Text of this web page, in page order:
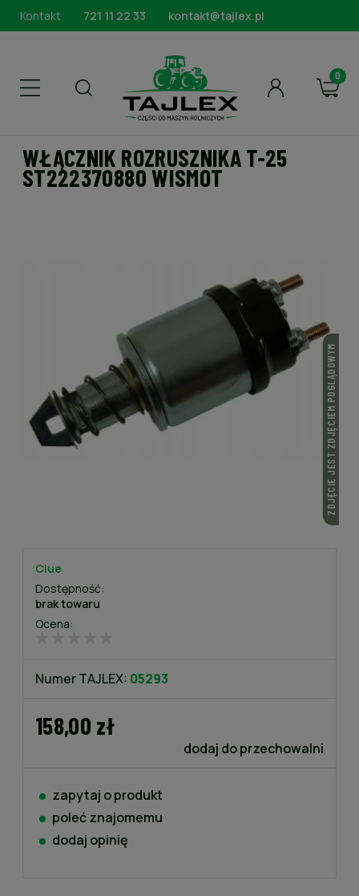
Kontakt 721 11 22 33 kontakt@tajlex.pl
WŁĄCZNIK ROZRUSZNIKA T-25
ST222370880 WISMOT
ZDJĘCIE JEST ZDJĘCIEM POGLĄDOWYM
Ocena:
Clue
Dostępność:
brak towaru
Numer TAJLEX: 05293
158,00 zł
dodaj do przechowalni
zapytaj o produkt
poleć znajomemu
dodaj opinię